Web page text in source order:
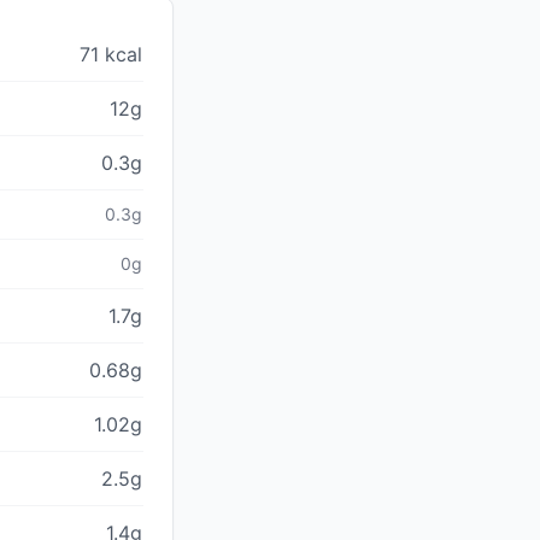
71 kcal
12g
0.3g
0.3g
0g
1.7g
0.68g
1.02g
2.5g
1.4g